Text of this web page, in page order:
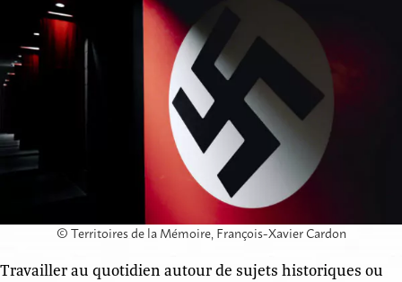
© Territoires de la Mémoire, François-Xavier Cardon
Travailler au quotidien autour de sujets historiques ou